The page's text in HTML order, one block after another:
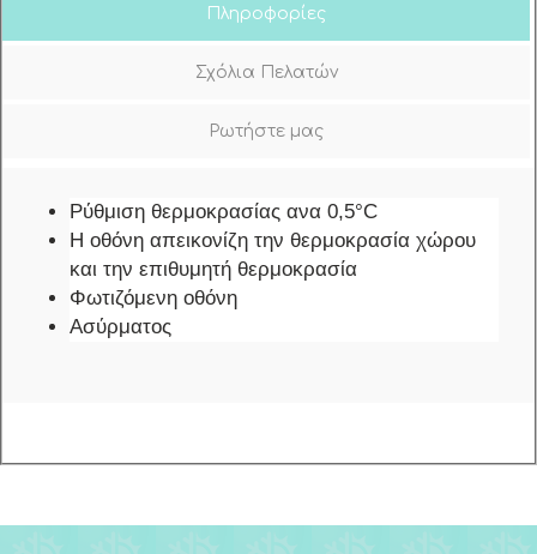
Πληροφορίες
Σχόλια Πελατών
Ρωτήστε μας
Ρύθμιση θερμοκρασίας ανα 0,5°C
Η οθόνη απεικονίζη την θερμοκρασία χώρου
και την επιθυμητή θερμοκρασία
Φωτιζόμενη οθόνη
Ασύρματος